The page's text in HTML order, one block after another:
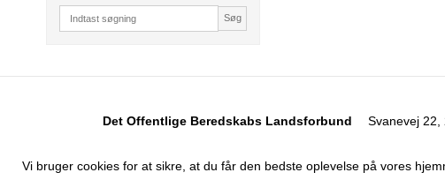
Vi bruger cookies for at sikre, at du får den bedste oplevelse på vores
Søg
Det Offentlige Beredskabs Landsforbund Svanevej 22,